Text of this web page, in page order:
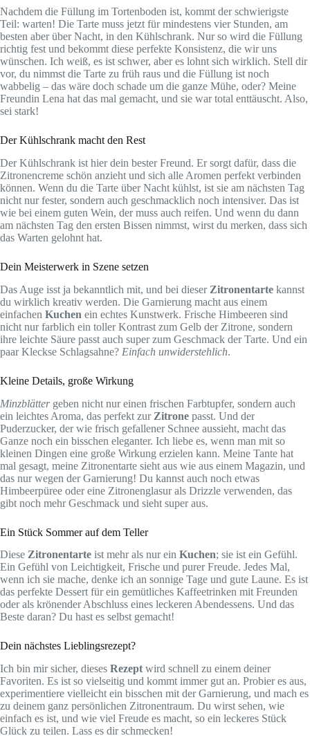
Nachdem die Füllung im Tortenboden ist, kommt der schwierigste
Teil: warten! Die Tarte muss jetzt für mindestens vier Stunden, am
besten aber über Nacht, in den Kühlschrank. Nur so wird die Füllung
richtig fest und bekommt diese perfekte Konsistenz, die wir uns
wünschen. Ich weiß, es ist schwer, aber es lohnt sich wirklich. Stell dir
vor, du nimmst die Tarte zu früh raus und die Füllung ist noch
wabbelig – das wäre doch schade um die ganze Mühe, oder? Meine
Freundin Lena hat das mal gemacht, und sie war total enttäuscht. Also,
sei stark!
Der Kühlschrank macht den Rest
Der Kühlschrank ist hier dein bester Freund. Er sorgt dafür, dass die
Zitronencreme schön anzieht und sich alle Aromen perfekt verbinden
können. Wenn du die Tarte über Nacht kühlst, ist sie am nächsten Tag
nicht nur fester, sondern auch geschmacklich noch intensiver. Das ist
wie bei einem guten Wein, der muss auch reifen. Und wenn du dann
am nächsten Tag den ersten Bissen nimmst, wirst du merken, dass sich
das Warten gelohnt hat.
Dein Meisterwerk in Szene setzen
Das Auge isst ja bekanntlich mit, und bei dieser Zitronentarte kannst
du wirklich kreativ werden. Die Garnierung macht aus einem
einfachen Kuchen ein echtes Kunstwerk. Frische Himbeeren sind
nicht nur farblich ein toller Kontrast zum Gelb der Zitrone, sondern
ihre leichte Säure passt auch super zum Geschmack der Tarte. Und ein
paar Kleckse Schlagsahne? Einfach unwiderstehlich.
Kleine Details, große Wirkung
Minzblättergeben nicht nur einen frischen Farbtupfer, sondern auch
ein leichtes Aroma, das perfekt zur Zitrone passt. Und der
Puderzucker, der wie frisch gefallener Schnee aussieht, macht das
Ganze noch ein bisschen eleganter. Ich liebe es, wenn man mit so
kleinen Dingen eine große Wirkung erzielen kann. Meine Tante hat
mal gesagt, meine Zitronentarte sieht aus wie aus einem Magazin, und
das nur wegen der Garnierung! Du kannst auch noch etwas
Himbeerpüree oder eine Zitronenglasur als Drizzle verwenden, das
gibt noch mehr Geschmack und sieht super aus.
Ein Stück Sommer auf dem Teller
Diese Zitronentarte ist mehr als nur ein Kuchen; sie ist ein Gefühl.
Ein Gefühl von Leichtigkeit, Frische und purer Freude. Jedes Mal,
wenn ich sie mache, denke ich an sonnige Tage und gute Laune. Es ist
das perfekte Dessert für ein gemütliches Kaffeetrinken mit Freunden
oder als krönender Abschluss eines leckeren Abendessens. Und das
Beste daran? Du hast es selbst gemacht!
Dein nächstes Lieblingsrezept?
Ich bin mir sicher, dieses Rezept wird schnell zu einem deiner
Favoriten. Es ist so vielseitig und kommt immer gut an. Probier es aus,
experimentiere vielleicht ein bisschen mit der Garnierung, und mach es
zu deinem ganz persönlichen Zitronentraum. Du wirst sehen, wie
einfach es ist, und wie viel Freude es macht, so ein leckeres Stück
Glück zu teilen. Lass es dir schmecken!